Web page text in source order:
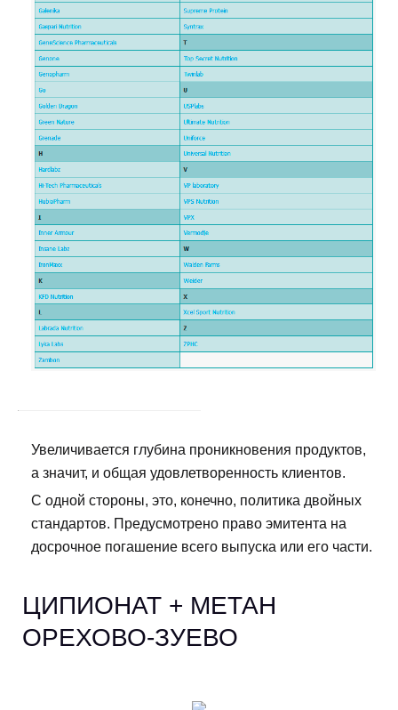
Увеличивается глубина проникновения продуктов,
а значит, и общая удовлетворенность клиентов.
С одной стороны, это, конечно, политика двойных
стандартов. Предусмотрено право эмитента на
досрочное погашение всего выпуска или его части.
ЦИПИОНАТ + МЕТАН
ОРЕХОВО-ЗУЕВО